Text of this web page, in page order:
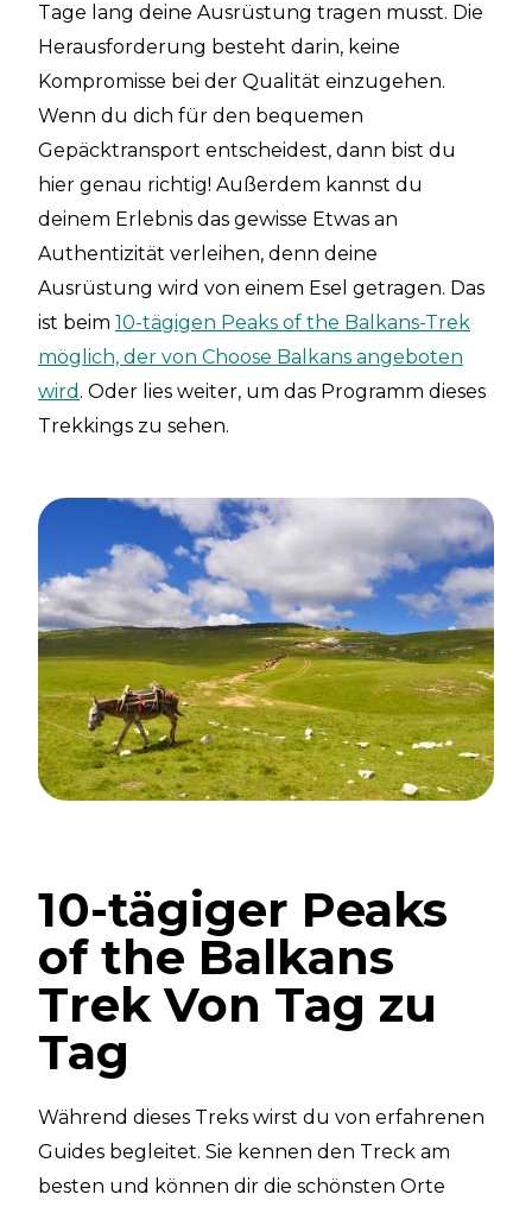
Tage lang deine Ausrüstung tragen musst. Die
Herausforderung besteht darin, keine
Kompromisse bei der Qualität einzugehen.
Wenn du dich für den bequemen
Gepäcktransport entscheidest, dann bist du
hier genau richtig! Außerdem kannst du
deinem Erlebnis das gewisse Etwas an
Authentizität verleihen, denn deine
Ausrüstung wird von einem Esel getragen. Das
ist beim 10-tägigen Peaks of the Balkans-Trek
möglich, der von Choose Balkans angeboten
wird . Oder lies weiter, um das Programm dieses
Trekkings zu sehen.
10-tägiger Peaks
of the Balkans
Trek Von Tag zu
Tag
Während dieses Treks wirst du von erfahrenen
Guides begleitet. Sie kennen den Treck am
besten und können dir die schönsten Orte